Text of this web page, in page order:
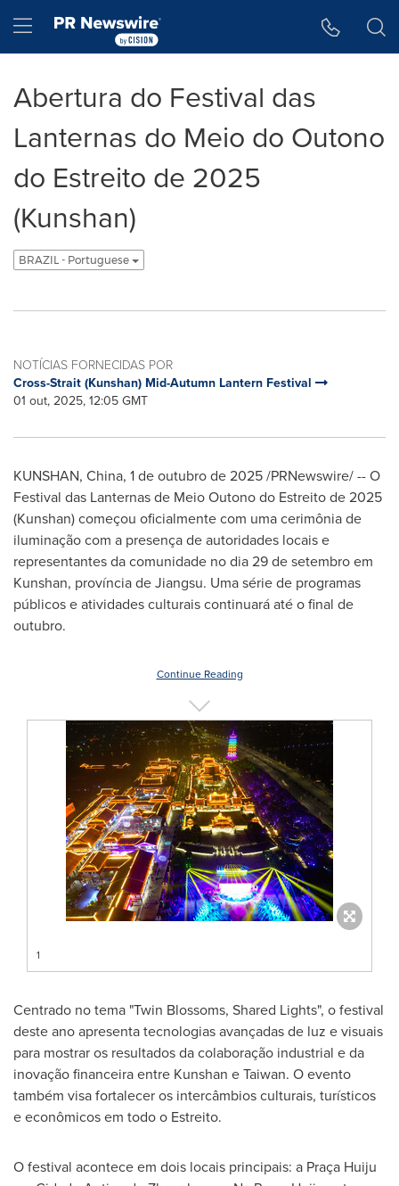
Hamburger menu
Abertura do Festival das
Lanternas do Meio do Outono
do Estreito de 2025
(Kunshan)
BRAZIL - Portuguese
NOTÍCIAS FORNECIDAS POR
Cross-Strait (Kunshan) Mid-Autumn Lantern Festival
01 out, 2025, 12:05 GMT
KUNSHAN, China, 1 de outubro de 2025/PRNewswire/ -- O
Festival das Lanternas de Meio Outono do Estreito de 2025
(Kunshan) começou oficialmente com uma cerimônia de
iluminação com a presença de autoridades locais e
representantes da comunidade no dia 29 de setembro em
Kunshan, província de Jiangsu. Uma série de programas
públicos e atividades culturais continuará até o final de
outubro.
Continue Reading
1
Centrado no tema "Twin Blossoms, Shared Lights", o festival
deste ano apresenta tecnologias avançadas de luz e visuais
para mostrar os resultados da colaboração industrial e da
inovação financeira entre Kunshan e Taiwan. O evento
também visa fortalecer os intercâmbios culturais, turísticos
e econômicos em todo o Estreito.
O festival acontece em dois locais principais: a Praça Huiju